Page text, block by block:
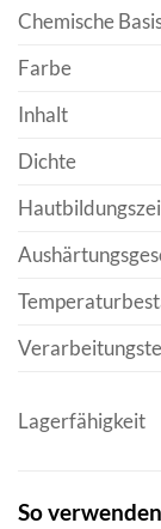
Chemische
Farbe
Inhalt
Dichte
Lagerfähigkeit
So